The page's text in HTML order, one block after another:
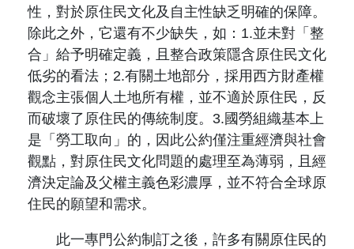
性，對於原住民文化及自主性缺乏明確的保障。
除此之外，它還有不少缺失，如：1.並未對「整
合」給予明確定義，且整合政策隱含原住民文化
低劣的看法；2.有關土地部分，採用西方財產權
觀念主張個人土地所有權，並不適於原住民，反
而破壞了原住民的傳統制度。3.國勞組織基本上
是「勞工取向」的，因此公約僅注重經濟與社會
觀點，對原住民文化問題的處理至為薄弱，且經
濟決定論及父權主義色彩濃厚，並不符合全球原
住民的願望和需求。
此一專門公約制訂之後，許多有關原住民的